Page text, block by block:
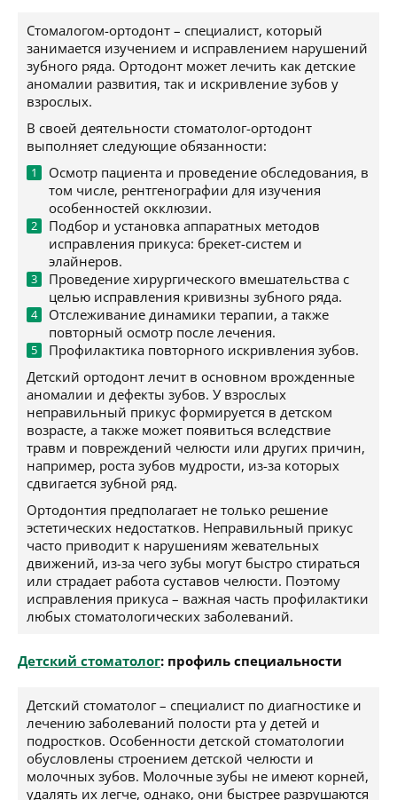
Стомалогом-ортодонт – специалист, который
занимается изучением и исправлением нарушений
зубного ряда. Ортодонт может лечить как детские
аномалии развития, так и искривление зубов у
взрослых.
В своей деятельности стоматолог-ортодонт
выполняет следующие обязанности:
Осмотр пациента и проведение обследования, в
том числе, рентгенографии для изучения
особенностей окклюзии.
Подбор и установка аппаратных методов
исправления прикуса: брекет-систем и
элайнеров.
Проведение хирургического вмешательства с
целью исправления кривизны зубного ряда.
Отслеживание динамики терапии, а также
повторный осмотр после лечения.
Профилактика повторного искривления зубов.
Детский ортодонт лечит в основном врожденные
аномалии и дефекты зубов. У взрослых
неправильный прикус формируется в детском
возрасте, а также может появиться вследствие
травм и повреждений челюсти или других причин,
например, роста зубов мудрости, из-за которых
сдвигается зубной ряд.
Ортодонтия предполагает не только решение
эстетических недостатков. Неправильный прикус
часто приводит к нарушениям жевательных
движений, из-за чего зубы могут быстро стираться
или страдает работа суставов челюсти. Поэтому
исправления прикуса – важная часть профилактики
любых стоматологических заболеваний.
Детский стоматолог: профиль специальности
Детский стоматолог – специалист по диагностике и
лечению заболеваний полости рта у детей и
подростков. Особенности детской стоматологии
обусловлены строением детской челюсти и
молочных зубов. Молочные зубы не имеют корней,
удалять их легче, однако, они быстрее разрушаются